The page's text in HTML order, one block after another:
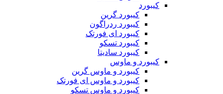
کیبورد
کیبورد گرین
کیبورد ردراگون
کیبورد ای فورتک
کیبورد تسکو
کیبورد سادیتا
کیبورد و ماوس
کیبورد و ماوس گرین
کیبورد و ماوس ای فورتک
کیبورد و ماوس تسکو